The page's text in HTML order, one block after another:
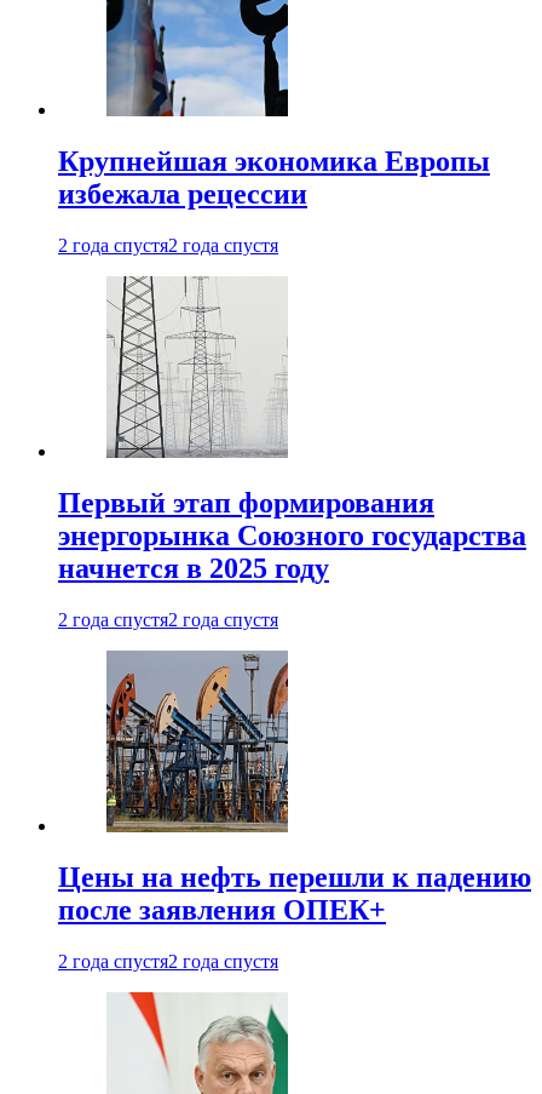
Крупнейшая экономика Европы
избежала рецессии
2 года спустя2 года спустя
Первый этап формирования
энергорынка Союзного государства
начнется в 2025 году
2 года спустя2 года спустя
Цены на нефть перешли к падению
после заявления ОПЕК+
2 года спустя2 года спустя